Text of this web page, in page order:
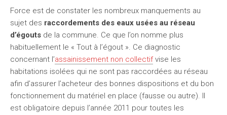
Force est de constater les nombreux manquements au
sujet des raccordements des eaux usées au réseau
d’égouts de la commune. Ce que l’on nomme plus
habituellement le « Tout à l’égout ». Ce diagnostic
concernant l’assainissement non collectifvise les
habitations isolées qui ne sont pas raccordées au réseau
afin d’assurer l’acheteur des bonnes dispositions et du bon
fonctionnement du matériel en place (fausse ou autre). Il
est obligatoire depuis l’année 2011 pour toutes les